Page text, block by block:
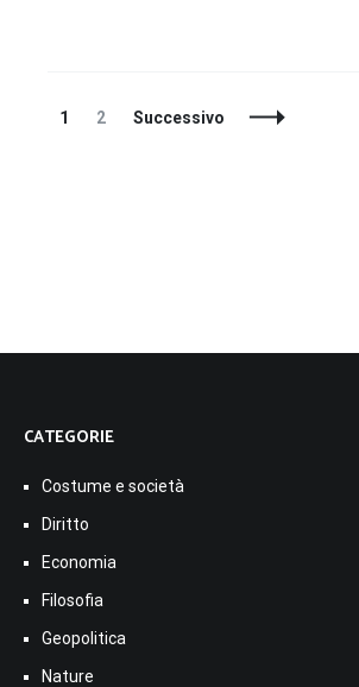
Navigazione
Pagina
1 Pagina
2 Successivo
CATEGORIE
Costume e società
Diritto
Economia
Filosofia
Geopolitica
Nature